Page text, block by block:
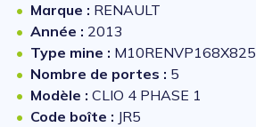
Marque : RENAULT
Année : 2013
Type mine : M10RENVP168X825
Nombre de portes : 5
Modèle : CLIO 4 PHASE 1
Code boîte : JR5